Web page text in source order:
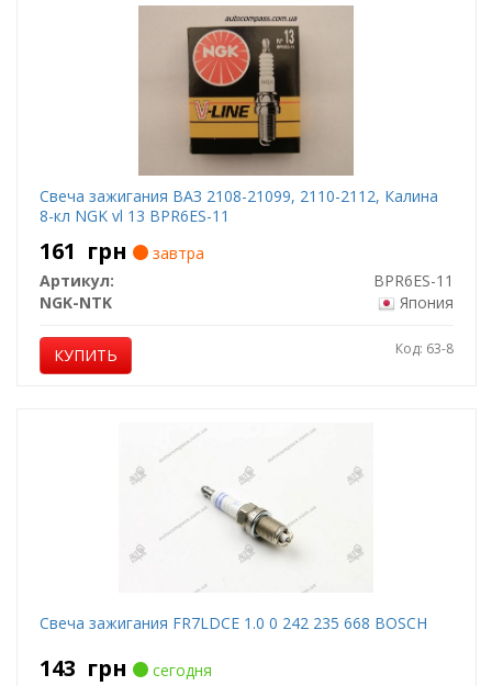
Свеча зажигания ВАЗ 2108-21099, 2110-2112, Калина
8-кл NGK vl 13 BPR6ES-11
161 грн
завтра
Артикул:
BPR6ES-11
NGK-NTK
Япония
КУПИТЬ Код: 63-8
Свеча зажигания FR7LDCE 1.0 0 242 235 668 BOSCH
143 грн
сегодня